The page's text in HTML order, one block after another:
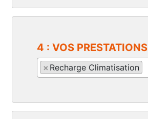
4 : VOS PRESTATIONS
× Recharge Climatisation